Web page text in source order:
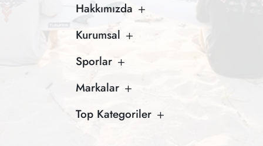
Hakkımızda
Kurumsal
Sporlar
Markalar
Top Kategoriler